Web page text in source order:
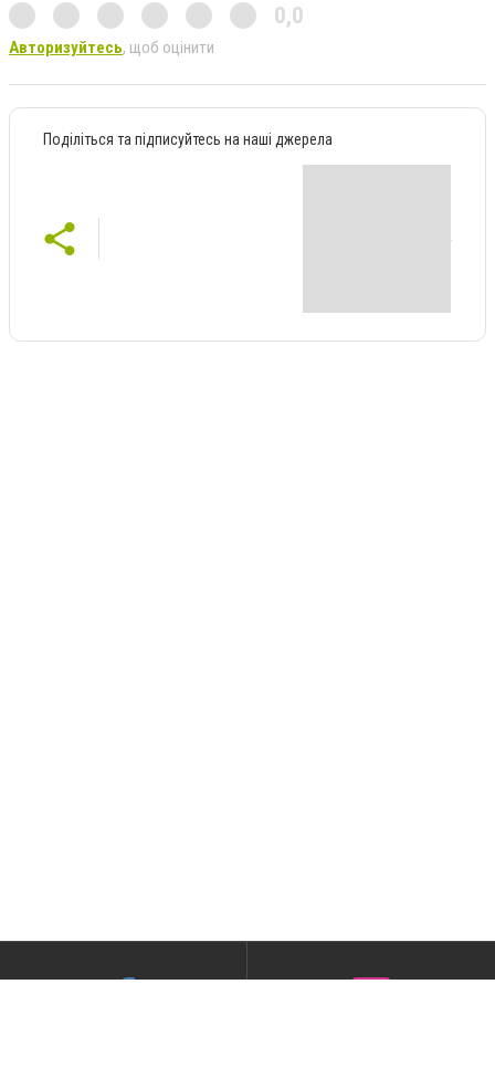
0,0
Авторизуйтесь, щоб оцінити
Поділіться та підписуйтесь на наші джерела